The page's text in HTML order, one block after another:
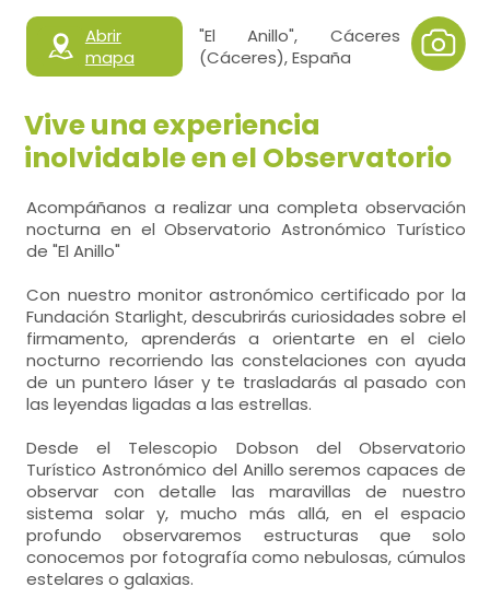
Abrir
mapa
"El Anillo", Cáceres
(Cáceres), España
Vive una experiencia
inolvidable en el Observatorio
Acompáñanos a realizar una completa observación
nocturna en el Observatorio Astronómico Turístico
de "El Anillo"
Con nuestro monitor astronómico certificado por la
Fundación Starlight, descubrirás curiosidades sobre el
firmamento, aprenderás a orientarte en el cielo
nocturno recorriendo las constelaciones con ayuda
de un puntero láser y te trasladarás al pasado con
las leyendas ligadas a las estrellas.
Desde el Telescopio Dobson del Observatorio
Turístico Astronómico del Anillo seremos capaces de
observar con detalle las maravillas de nuestro
sistema solar y, mucho más allá, en el espacio
profundo observaremos estructuras que solo
conocemos por fotografía como nebulosas, cúmulos
estelares o galaxias.